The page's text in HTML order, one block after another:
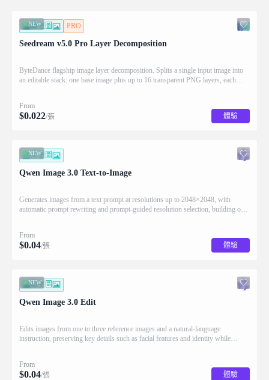
NEW
圖生圖 PRO
Seedream v5.0 Pro Layer Decomposition
ByteDance flagship image layer decomposition. Splits a single input image into
an editable stack: one base image plus up to 16 transparent PNG layers, each
From
$0.022/張 體驗
NEW
文生圖
Qwen Image 3.0 Text-to-Image
Generates images from a text prompt at resolutions up to 2048×2048, with
automatic prompt rewriting and prompt-guided resolution selection, building on
From
$0.04/張 體驗
NEW
圖生圖
Qwen Image 3.0 Edit
Edits images from one to three reference images and a natural-language
instruction, preserving key details such as facial features and identity while
From
$0.04/張 體驗